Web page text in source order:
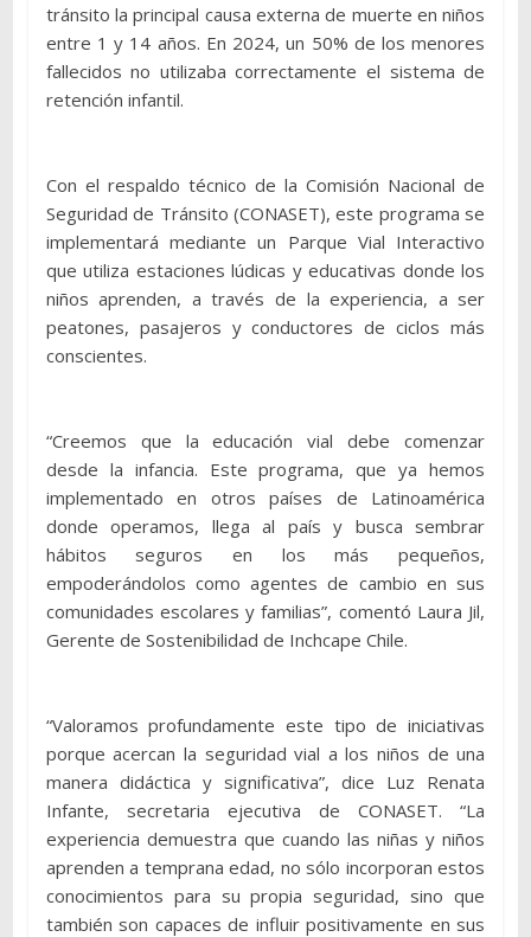
tránsito la principal causa externa de muerte en niños
entre 1 y 14 años. En 2024, un 50% de los menores
fallecidos no utilizaba correctamente el sistema de
retención infantil.
Con el respaldo técnico de la Comisión Nacional de
Seguridad de Tránsito (CONASET), este programa se
implementará mediante un Parque Vial Interactivo
que utiliza estaciones lúdicas y educativas donde los
niños aprenden, a través de la experiencia, a ser
peatones, pasajeros y conductores de ciclos más
conscientes.
“Creemos que la educación vial debe comenzar
desde la infancia. Este programa, que ya hemos
implementado en otros países de Latinoamérica
donde operamos, llega al país y busca sembrar
hábitos seguros en los más pequeños,
empoderándolos como agentes de cambio en sus
comunidades escolares y familias”, comentó Laura Jil,
Gerente de Sostenibilidad de Inchcape Chile.
“Valoramos profundamente este tipo de iniciativas
porque acercan la seguridad vial a los niños de una
manera didáctica y significativa”, dice Luz Renata
Infante, secretaria ejecutiva de CONASET. “La
experiencia demuestra que cuando las niñas y niños
aprenden a temprana edad, no sólo incorporan estos
conocimientos para su propia seguridad, sino que
también son capaces de influir positivamente en sus